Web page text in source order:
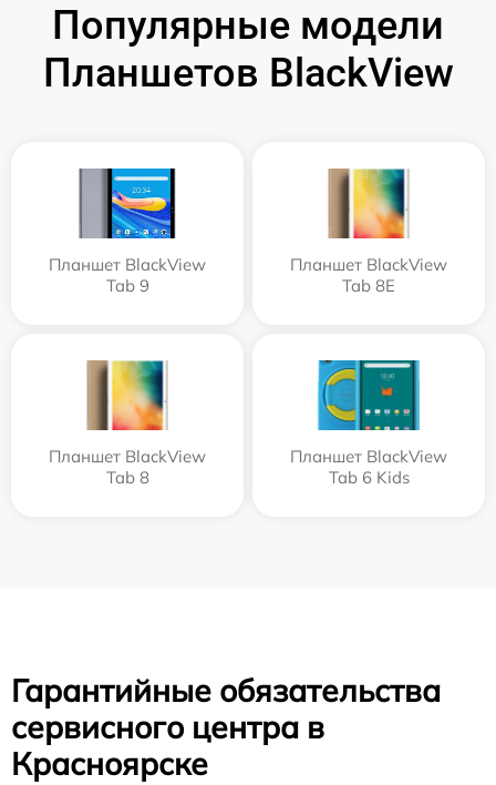
Популярные модели
Планшетов BlackView
Планшет BlackView
Tab 9
Планшет BlackView
Tab 8E
Планшет BlackView
Tab 8
Планшет BlackView
Tab 6 Kids
Гарантийные обязательства
сервисного центра в
Красноярске